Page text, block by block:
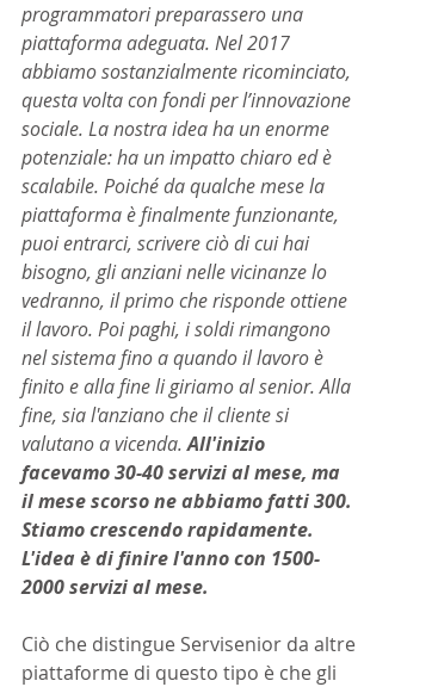
programmatori preparassero una
piattaforma adeguata. Nel 2017
abbiamo sostanzialmente ricominciato,
questa volta con fondi per l’innovazione
sociale. La nostra idea ha un enorme
potenziale: ha un impatto chiaro ed è
scalabile. Poiché da qualche mese la
piattaforma è finalmente funzionante,
puoi entrarci, scrivere ciò di cui hai
bisogno, gli anziani nelle vicinanze lo
vedranno, il primo che risponde ottiene
il lavoro. Poi paghi, i soldi rimangono
nel sistema fino a quando il lavoro è
finito e alla fine li giriamo al senior. Alla
fine, sia l'anziano che il cliente si
valutano a vicenda. All'inizio
facevamo 30-40 servizi al mese, ma
il mese scorso ne abbiamo fatti 300.
Stiamo crescendo rapidamente.
L'idea è di finire l'anno con 1500-
2000 servizi al mese.
Ciò che distingue Servisenior da altre
piattaforme di questo tipo è che gli